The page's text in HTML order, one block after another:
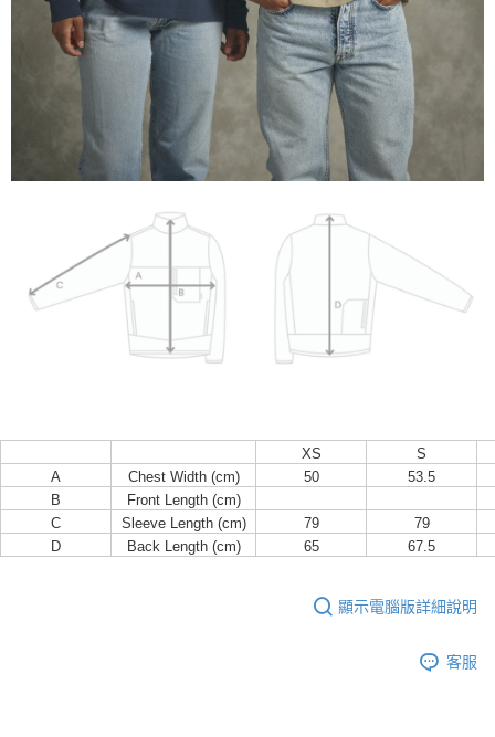
XS
S
A
Chest Width (cm) 50
53.5
B
Front Length (cm)
C
Sleeve Length (cm) 79
79
D
Back Length (cm) 65 67.5
顯示電腦版詳細說明
客服